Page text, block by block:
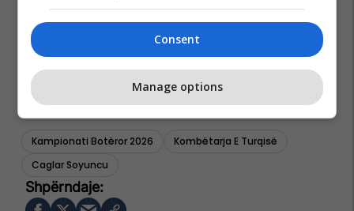
Kampionati Botëror 2026
Kombëtarja E Turqisë
Caglar Soyuncu
Consent
Manage options